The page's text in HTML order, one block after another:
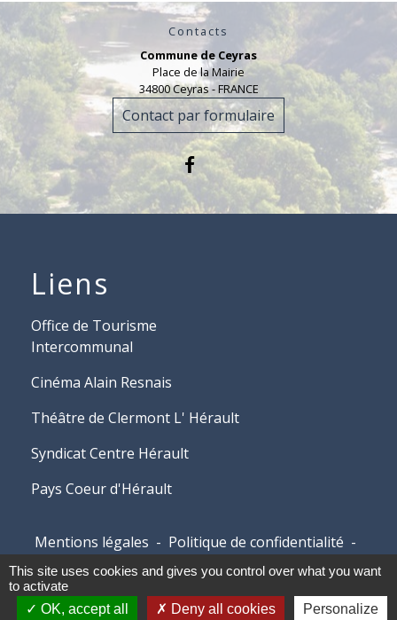
Contacts
Commune de Ceyras
Place de la Mairie
34800 Ceyras - FRANCE
Contact par formulaire
Liens
Office de Tourisme
Intercommunal
Cinéma Alain Resnais
Théâtre de Clermont L' Hérault
Syndicat Centre Hérault
Pays Coeur d'Hérault
Mentions légales - Politique de confidentialité -
Accessibilité - Plan du site - Gestion des cookies
This site uses cookies and gives you control over what you want
to activate
OK, accept all
Deny all cookies Personalize